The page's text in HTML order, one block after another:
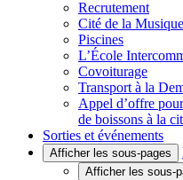
Recrutement
Cité de la
Piscines
L’École
Covoiturage
Transport à la
Appel d’offre
de boissons à la
Sorties et événements
Afficher les sous-pages
Afficher les sous-